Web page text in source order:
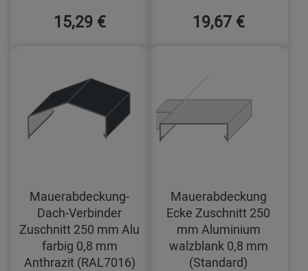
15,29 € 19,67 €
Mauerabdeckung-
Dach-Verbinder
Zuschnitt 250 mm Alu
farbig 0,8 mm
Anthrazit (RAL7016)
Mauerabdeckung
Ecke Zuschnitt 250
mm Aluminium
walzblank 0,8 mm
(Standard)